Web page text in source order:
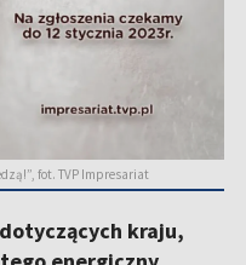
fot. TVP Impresariat
kraju,